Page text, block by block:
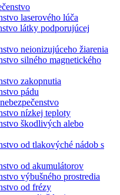
laserového lúča
látky podporujúcej
neionizujúceho žiarenia
silného magnetického
zakopnutia
pádu
nízkej teploty
škodlivých alebo
od tlakovýché nádob s
od akumulátorov
výbušného prostredia
od frézy